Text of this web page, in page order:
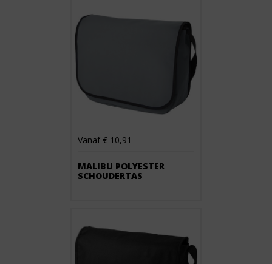
Vanaf € 10,91
MALIBU POLYESTER
SCHOUDERTAS